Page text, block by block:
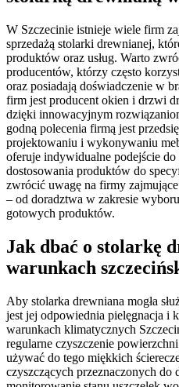
W Szczecinie istnieje wiele firm
sprzedażą stolarki drewnianej,
produktów oraz usług. Warto
producentów, którzy często
oraz posiadają doświadczenie w
firm jest producent okien i drzwi
dzięki innowacyjnym
godną polecenia firmą jest
projektowaniu i wykonywaniu
oferuje indywidualne podejście
dostosowania produktów do
zwrócić uwagę na firmy
– od doradztwa w zakresie
gotowych produktów.
Jak dbać o stolarkę
warunkach
Aby stolarka drewniana mogła
jest jej odpowiednia pielęgnacja i
warunkach klimatycznych
regularne czyszczenie
używać do tego miękkich
czyszczących przeznaczonych do